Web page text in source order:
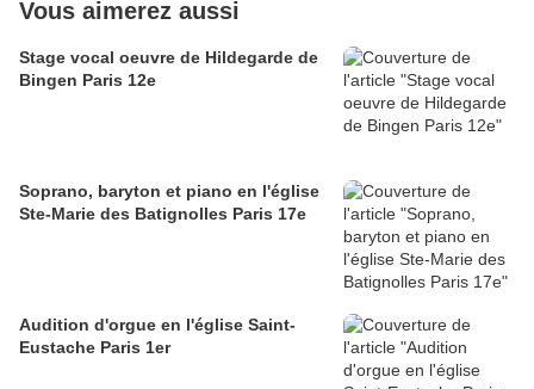
Vous aimerez aussi
Stage vocal oeuvre de Hildegarde de
Bingen Paris 12e
Soprano, baryton et piano en l'église
Ste-Marie des Batignolles Paris 17e
Audition d'orgue en l'église Saint-
Eustache Paris 1er